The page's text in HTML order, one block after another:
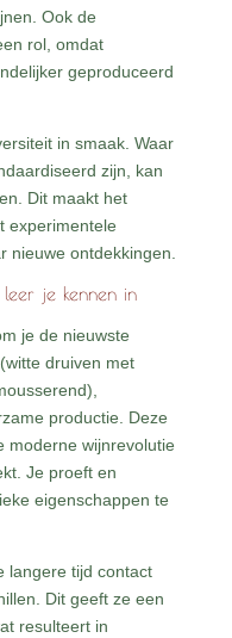
Ook de
rol, omdat
geproduceerd
in smaak. Waar
zijn, kan
Dit maakt het
experimentele
nieuwe ontdekkingen.
je kennen in
je de nieuwste
(witte druiven met
productie. Deze
moderne wijnrevolutie
Je proeft en
eigenschappen te
langere tijd contact
Dit geeft ze een
resulteert in